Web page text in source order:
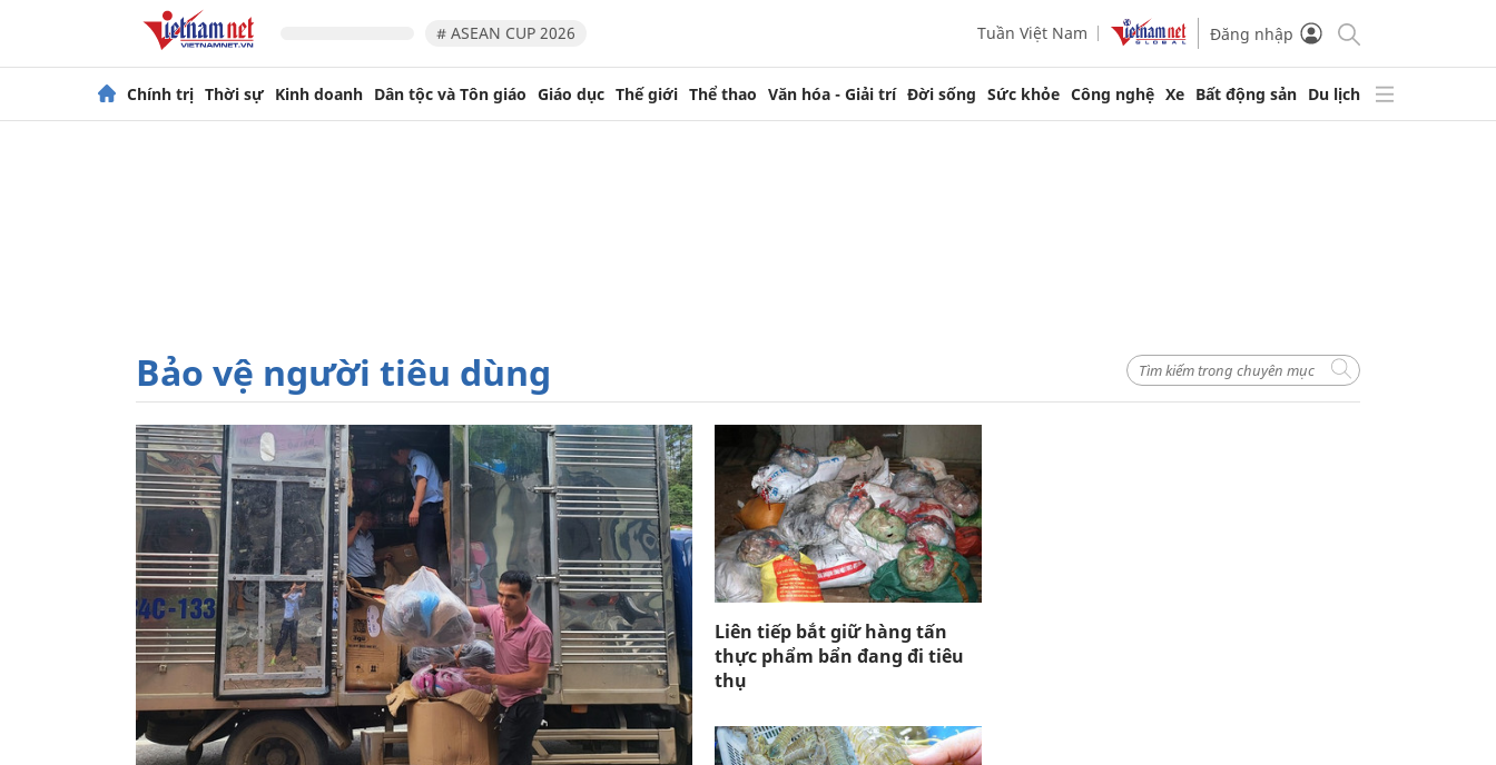
# ASEAN CUP 2026 Tuần Việt Nam Đăng nhập
Chính trị Thời sự Kinh doanh Dân tộc và Tôn giáo Giáo dục Thế giới Thể thao Văn hóa - Giải trí Đời sống Sức khỏe Công nghệ Xe Bất động sản Du lịch
Bảo vệ người tiêu dùng
Liên tiếp bắt giữ hàng tấn
thực phẩm bẩn đang đi tiêu
thụ